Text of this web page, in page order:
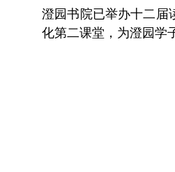
澄园书院已举办十二届
化第二课堂，为澄园学